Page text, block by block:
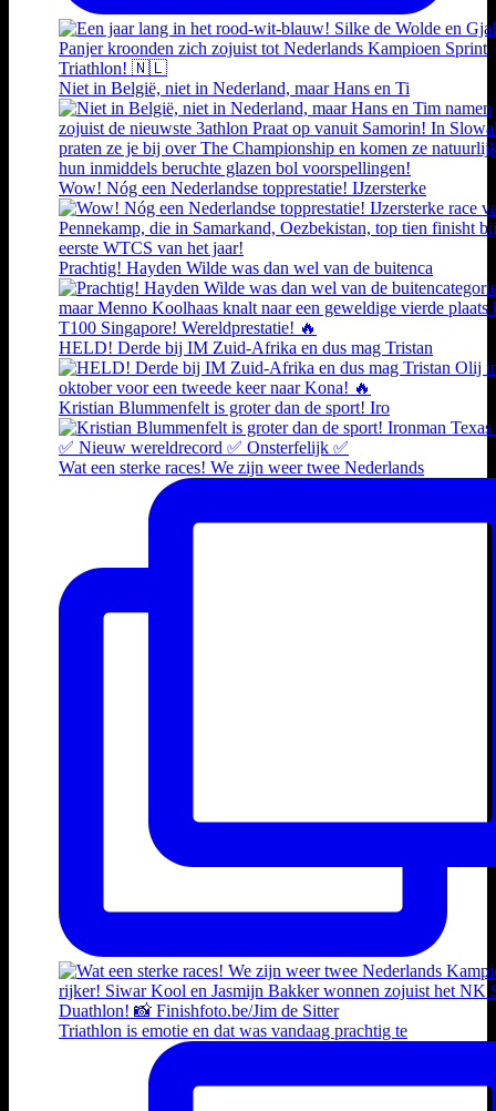
Niet in België, niet in Nederland, maar Hans en Ti
Wow! Nóg een Nederlandse topprestatie! IJzersterke
Prachtig! Hayden Wilde was dan wel van de buitenca
HELD! Derde bij IM Zuid-Afrika en dus mag Tristan
Kristian Blummenfelt is groter dan de sport! Iro
Wat een sterke races! We zijn weer twee Nederlands
Triathlon is emotie en dat was vandaag prachtig te